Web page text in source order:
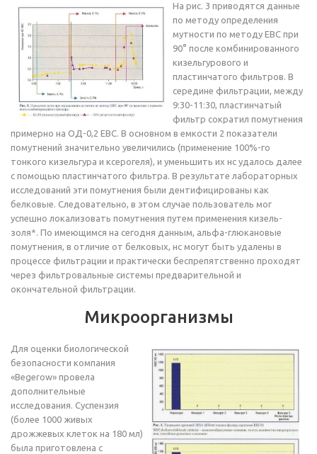
На рис. 3 приводятся данные
по методу определения
мутности по методу ЕВС при
90° после комбинированного
кизельгурового и
пластинчатого фильтров. В
середине фильтрации, между
9:30-11:30, пластинчатый
фильтр сократил помутнения
примерно на ОД-0,2 ЕВС. В основном в емкости 2 показатели
помутнений значительно увеличились (применение 100%-го
тонкого кизельгура и ксерогеля), и уменьшить их нс удалось далее
с помощью пластинчатого фильтра. В результате лабораторных
исследований эти помутнения были дентифицированы как
белковые. Следовательно, в этом случае пользователь мог
успешно локализовать помутнения путем применения кизель-
золя*. По имеющимся на сегодня данным, альфа-глюкановые
помутнения, в отличие от белковых, нс могут быть удалены в
процессе фильтрации и практически беспрепятственно проходят
через фильтровальные системы предварительной и
окончательной фильтрации.
Микроорганизмы
Для оценки биологической
безопасности компания
«Begerow» провела
дополнительные
исследования. Суспензия
(более 1000 живых
дрожжевых клеток на 180 мл)
была приготовлена с